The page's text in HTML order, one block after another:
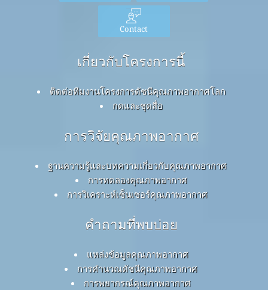
Contact
เกี่ยวกับโครงการนี้
ติดต่อทีมงานโครงการดัชนีคุณภาพอากาศโลก
กดและชุดสื่อ
การวิจัยคุณภาพอากาศ
ฐานความรู้และบทความเกี่ยวกับคุณภาพอากาศ
การทดลองคุณภาพอากาศ
การวิเคราะห์เซ็นเซอร์คุณภาพอากาศ
คำถามที่พบบ่อย
แหล่งข้อมูลคุณภาพอากาศ
การคำนวณดัชนีคุณภาพอากาศ
การพยากรณ์คุณภาพอากาศ